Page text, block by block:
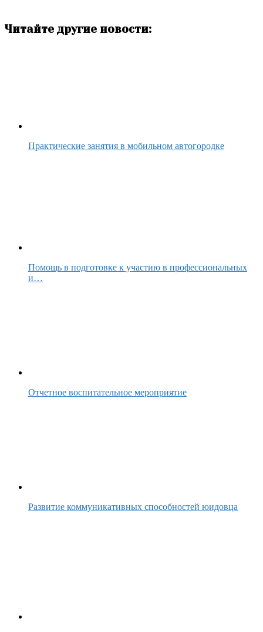
Читайте другие новости:
Практические занятия в мобильном автогородке
Помощь в подготовке к участию в профессиональных
и…
Отчетное воспитательное мероприятие
Развитие коммуникативных способностей юидовца